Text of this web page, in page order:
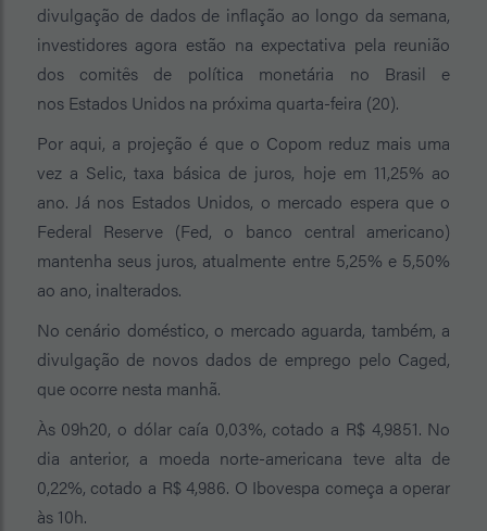
divulgação de dados de inflação ao longo da semana,
investidores agora estão na expectativa pela reunião
dos comitês de política monetária no Brasil e
nos Estados Unidos na próxima quarta-feira (20).
Por aqui, a projeção é que o Copom reduz mais uma
vez a Selic, taxa básica de juros, hoje em 11,25% ao
ano. Já nos Estados Unidos, o mercado espera que o
Federal Reserve (Fed, o banco central americano)
mantenha seus juros, atualmente entre 5,25% e 5,50%
ao ano, inalterados.
No cenário doméstico, o mercado aguarda, também, a
divulgação de novos dados de emprego pelo Caged,
que ocorre nesta manhã.
Às 09h20, o dólar caía 0,03%, cotado a R$ 4,9851. No
dia anterior, a moeda norte-americana teve alta de
0,22%, cotado a R$ 4,986. O Ibovespa começa a operar
às 10h.